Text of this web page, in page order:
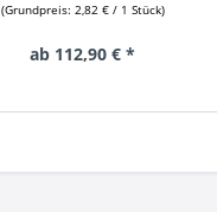
(Grundpreis: 2,82 € / 1 Stück)
ab 112,90 € *